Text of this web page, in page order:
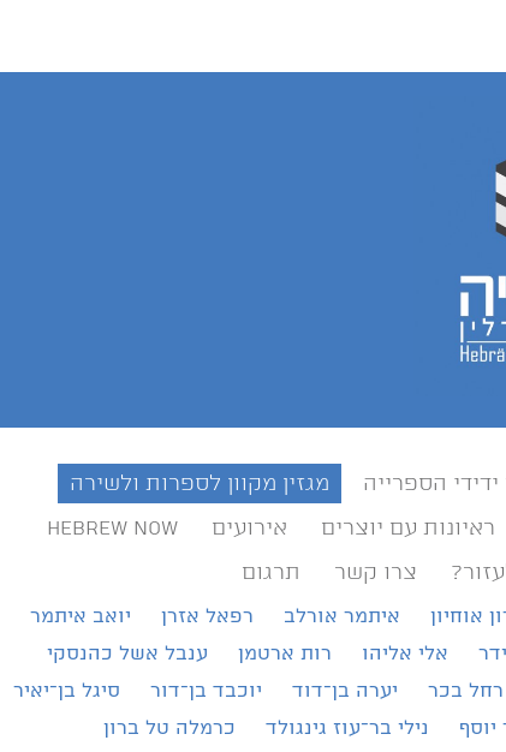
הספרייה
מגזין מקוון לספרות ולשירה
ראיונות עם יוצרים אירועים
Hebrew Now
צרו קשר תרגום
אוחיון איתמר אורלב רפאל אזרן
יואב איתמר
אלי אליהו רות ארטמן
ענבל אשל כהנסקי
רחל בכר יערה בן־דוד יוכבד בן־דור
סיגל בן־יאיר
נילי בר־עוז גינגולד
כרמלה טל ברון